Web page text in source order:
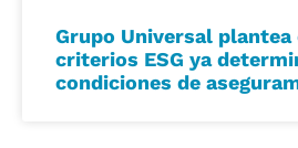
Grupo Universal plantea
criterios ESG ya
condiciones de